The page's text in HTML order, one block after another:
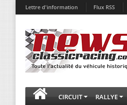
Lettre d'information Flux RSS
CIRCUIT RALLYE